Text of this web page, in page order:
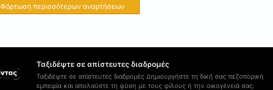
Φόρτωση περισσότερων αναρτήσεων
Ταξιδέψτε σε απίστευτες διαδρομές
Ταξιδέψτε σε απίστευτες διαδρομές Δημιουργήστε τη δική σας πεζοπορική
εμπειρία και απολαύστε τη φύση με τους φίλους ή την οικογένειά σας.